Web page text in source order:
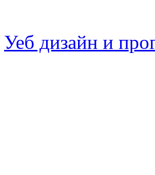
Уеб дизайн и